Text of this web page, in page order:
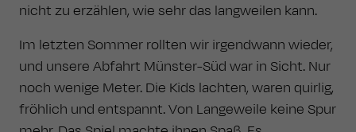
nicht zu erzählen, wie sehr das langweilen kann.
Im letzten Sommer rollten wir irgendwann wieder,
und unsere Abfahrt Münster-Süd war in Sicht. Nur
noch wenige Meter. Die Kids lachten, waren quirlig,
fröhlich und entspannt. Von Langeweile keine Spur